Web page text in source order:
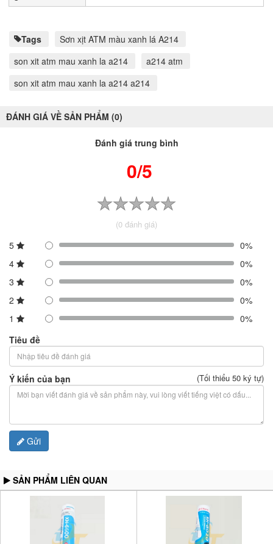
Tags
Sơn xịt ATM màu xanh lá A214
son xit atm mau xanh la a214
a214 atm
son xit atm mau xanh la a214 a214
ĐÁNH GIÁ VỀ SẢN PHẨM (0)
Đánh giá trung bình
0/5
(0 đánh giá)
5
0%
4
0%
3
0%
2
0%
1
0%
Tiêu đề
Ý kiến của bạn (Tối thiểu 50 ký tự)
Gửi
SẢN PHẨM LIÊN QUAN